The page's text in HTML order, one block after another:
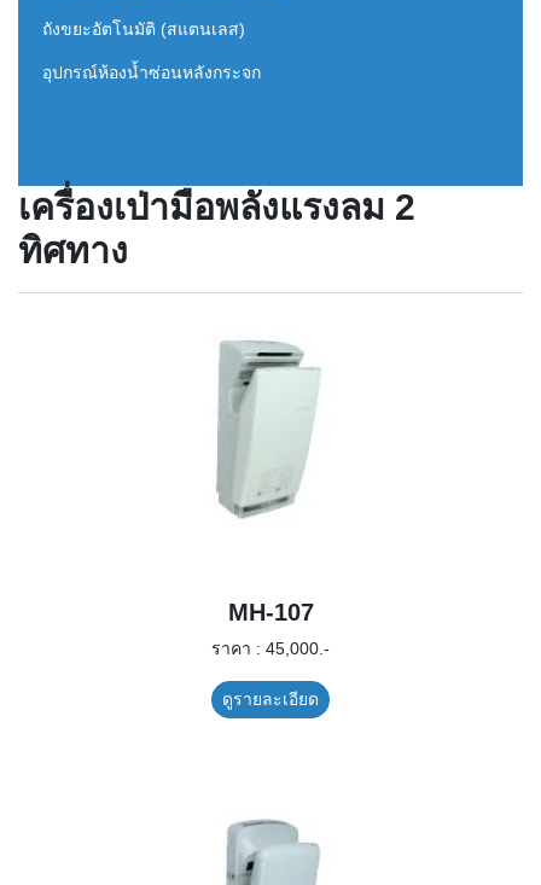
ถังขยะอัตโนมัติ (สแตนเลส)
อุปกรณ์ห้องน้ำซ่อนหลังกระจก
เครื่องเป่ามือพลังแรงลม 2
ทิศทาง
MH-107
ราคา : 45,000.-
ดูรายละเอียด